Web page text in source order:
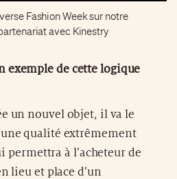
Fashion Week sur notre
avec Kinestry
exemple de cette logique
un nouvel objet, il va le
qualité extrêmement
permettra à l’acheteur de
lieu et place d’un